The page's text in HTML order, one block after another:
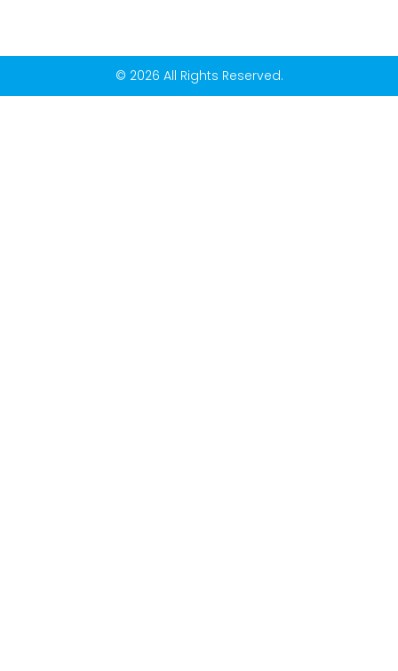
© 2026 All Rights Reserved.